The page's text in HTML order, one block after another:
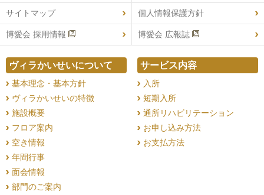
サイトマップ 個人情報保護方針
博愛会 採用情報 博愛会 広報誌
ヴィラかいせいについて
基本理念・基本方針
ヴィラかいせいの特徴
施設概要
フロア案内
空き情報
年間行事
面会情報
部門のご案内
サービス内容
入所
短期入所
通所リハビリテーション
お申し込み方法
お支払方法